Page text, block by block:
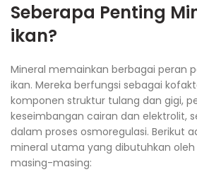
Seberapa Penting
ikan?
Mineral memainkan berbagai peran
ikan. Mereka berfungsi sebagai
komponen struktur tulang dan gigi,
keseimbangan cairan dan elektrolit,
dalam proses osmoregulasi. Berikut
mineral utama yang dibutuhkan oleh
masing-masing: